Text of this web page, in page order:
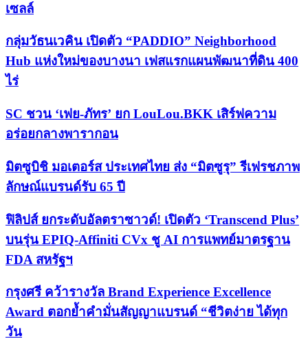
เซลล์
กลุ่มวัธนเวคิน เปิดตัว “PADDIO” Neighborhood
Hub แห่งใหม่ของบางนา เฟสแรกแผนพัฒนาที่ดิน 400
ไร่
SC ชวน ‘เฟย-ภัทร’ ยก LouLou.BKK เสิร์ฟความ
อร่อยกลางพารากอน
มิตซูบิชิ มอเตอร์ส ประเทศไทย ส่ง “มิตซูรุ” รีเฟรชภาพ
ลักษณ์แบรนด์รับ 65 ปี
ฟิลิปส์ ยกระดับอัลตราซาวด์! เปิดตัว ‘Transcend Plus’
บนรุ่น EPIQ-Affiniti CVx ชู AI การแพทย์มาตรฐาน
FDA สหรัฐฯ
กรุงศรี คว้ารางวัล Brand Experience Excellence
Award ตอกย้ำคำมั่นสัญญาแบรนด์ “ชีวิตง่าย ได้ทุก
วัน